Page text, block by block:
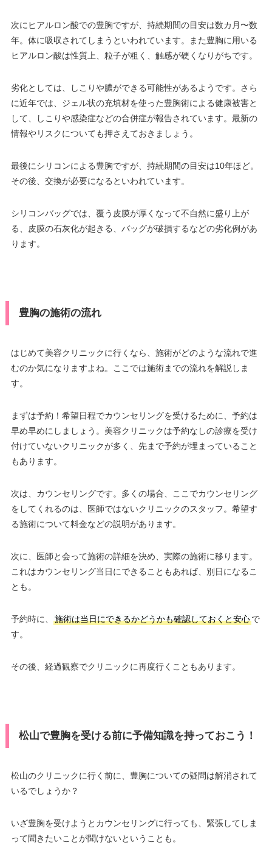
次にヒアルロン酸での豊胸ですが、持続期間の目安は数カ月〜数
年。体に吸収されてしまうといわれています。また豊胸に用いる
ヒアルロン酸は性質上、粒子が粗く、触感が硬くなりがちです。
劣化としては、しこりや膿ができる可能性があるようです。さら
に近年では、ジェル状の充填材を使った豊胸術による健康被害と
して、しこりや感染症などの合併症が報告されています。最新の
情報やリスクについても押さえておきましょう。
最後にシリコンによる豊胸ですが、持続期間の目安は10年ほど。
その後、交換が必要になるといわれています。
シリコンバッグでは、覆う皮膜が厚くなって不自然に盛り上が
る、皮膜の石灰化が起きる、バッグが破損するなどの劣化例があ
ります。
豊胸の施術の流れ
はじめて美容クリニックに行くなら、施術がどのような流れで進
むのか気になりますよね。ここでは施術までの流れを解説しま
す。
まずは予約！希望日程でカウンセリングを受けるために、予約は
早め早めにしましょう。美容クリニックは予約なしの診療を受け
付けていないクリニックが多く、先まで予約が埋まっていること
もあります。
次は、カウンセリングです。多くの場合、ここでカウンセリング
をしてくれるのは、医師ではないクリニックのスタッフ。希望す
る施術について料金などの説明があります。
次に、医師と会って施術の詳細を決め、実際の施術に移ります。
これはカウンセリング当日にできることもあれば、別日になるこ
とも。
予約時に、 施術は当日にできるかどうかも確認しておくと安心で
す。
その後、経過観察でクリニックに再度行くこともあります。
松山で豊胸を受ける前に予備知識を持っておこう！
松山のクリニックに行く前に、豊胸についての疑問は解消されて
いるでしょうか？
いざ豊胸を受けようとカウンセリングに行っても、緊張してしま
って聞きたいことが聞けないということも。